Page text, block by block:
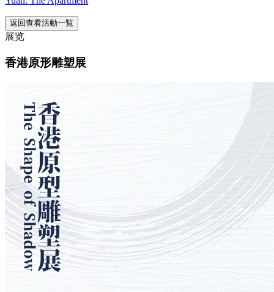
返回查看活動一覧
展览
香港原形雕塑展